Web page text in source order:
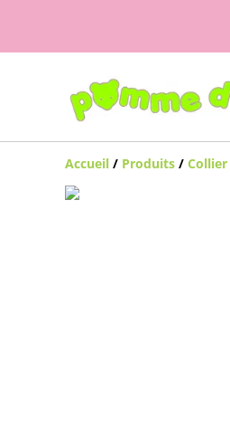
Accueil / Produits / Collier